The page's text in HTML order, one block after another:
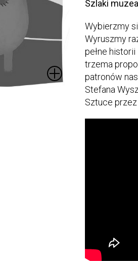
Szlaki
Wybierzmy
Wyruszmy
pełne
trzema
patronów
Stefana
Sztuce przez